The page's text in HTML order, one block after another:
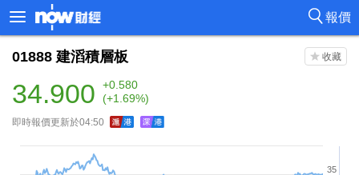
報價
01888 建滔積層板
34.900
+0.580
(+1.69%)
即時報價更新於04:50